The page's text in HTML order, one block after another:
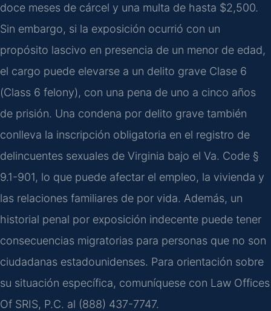
doce meses de cárcel y una multa de hasta $2,500.
Sin embargo, si la exposición ocurrió con un
propósito lascivo en presencia de un menor de edad,
el cargo puede elevarse a un delito grave Clase 6
(Class 6 felony), con una pena de uno a cinco años
de prisión. Una condena por delito grave también
conlleva la inscripción obligatoria en el registro de
delincuentes sexuales de Virginia bajo el Va. Code §
9.1-901, lo que puede afectar el empleo, la vivienda y
las relaciones familiares de por vida. Además, un
historial penal por exposición indecente puede tener
consecuencias migratorias para personas que no son
ciudadanas estadounidenses. Para orientación sobre
su situación específica, comuníquese con Law Offices
Of SRIS, P.C. al (888) 437-7747.